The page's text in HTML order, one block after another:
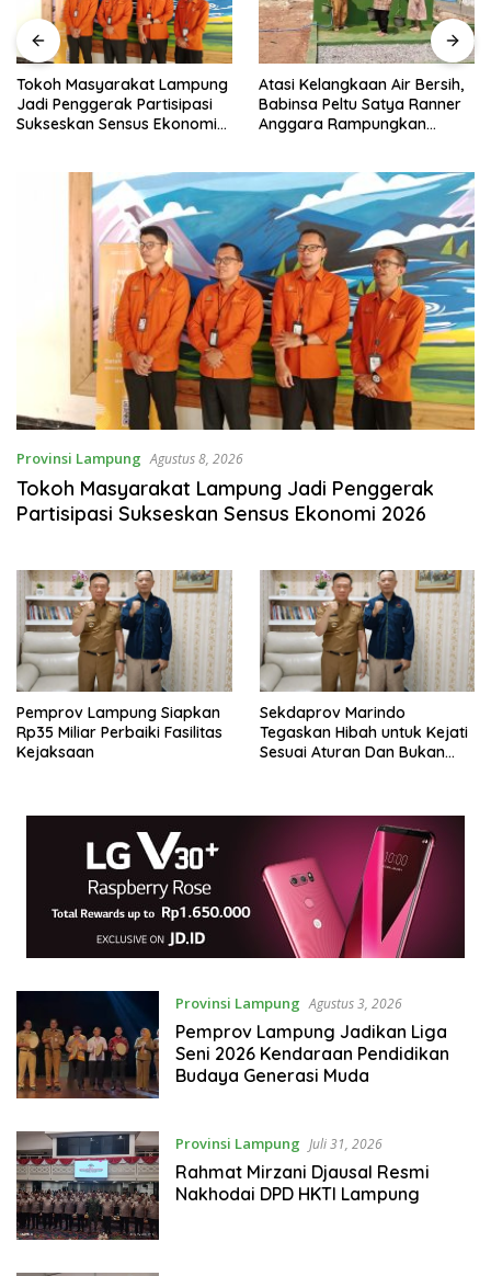
Tokoh Masyarakat Lampung
Jadi Penggerak Partisipasi
Sukseskan Sensus Ekonomi
Atasi Kelangkaan Air Bersih,
Babinsa Peltu Satya Ranner
Anggara Rampungkan
Provinsi Lampung Agustus 8, 2026
Tokoh Masyarakat Lampung Jadi Penggerak
Partisipasi Sukseskan Sensus Ekonomi 2026
Pemprov Lampung Siapkan
Rp35 Miliar Perbaiki Fasilitas
Kejaksaan
Sekdaprov Marindo
Tegaskan Hibah untuk Kejati
Sesuai Aturan Dan Bukan
Provinsi Lampung Agustus 3, 2026
Pemprov Lampung Jadikan Liga
Seni 2026 Kendaraan Pendidikan
Budaya Generasi Muda
Provinsi Lampung Juli 31, 2026
Rahmat Mirzani Djausal Resmi
Nakhodai DPD HKTI Lampung